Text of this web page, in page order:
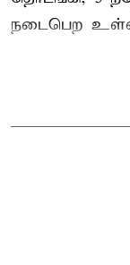
நடைபெற